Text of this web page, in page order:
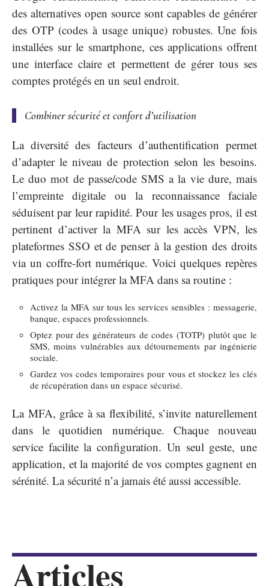
des alternatives open source sont capables de générer
des OTP (codes à usage unique) robustes. Une fois
installées sur le smartphone, ces applications offrent
une interface claire et permettent de gérer tous ses
comptes protégés en un seul endroit.
Combiner sécurité et confort d’utilisation
La diversité des facteurs d’authentification permet
d’adapter le niveau de protection selon les besoins.
Le duo mot de passe/code SMS a la vie dure, mais
l’empreinte digitale ou la reconnaissance faciale
séduisent par leur rapidité. Pour les usages pros, il est
pertinent d’activer la MFA sur les accès VPN, les
plateformes SSO et de penser à la gestion des droits
via un coffre-fort numérique. Voici quelques repères
pratiques pour intégrer la MFA dans sa routine :
Activez la MFA sur tous les services sensibles : messagerie,
banque, espaces professionnels.
Optez pour des générateurs de codes (TOTP) plutôt que le
SMS, moins vulnérables aux détournements par ingénierie
sociale.
Gardez vos codes temporaires pour vous et stockez les clés
de récupération dans un espace sécurisé.
La MFA, grâce à sa flexibilité, s’invite naturellement
dans le quotidien numérique. Chaque nouveau
service facilite la configuration. Un seul geste, une
application, et la majorité de vos comptes gagnent en
sérénité. La sécurité n’a jamais été aussi accessible.
Articles